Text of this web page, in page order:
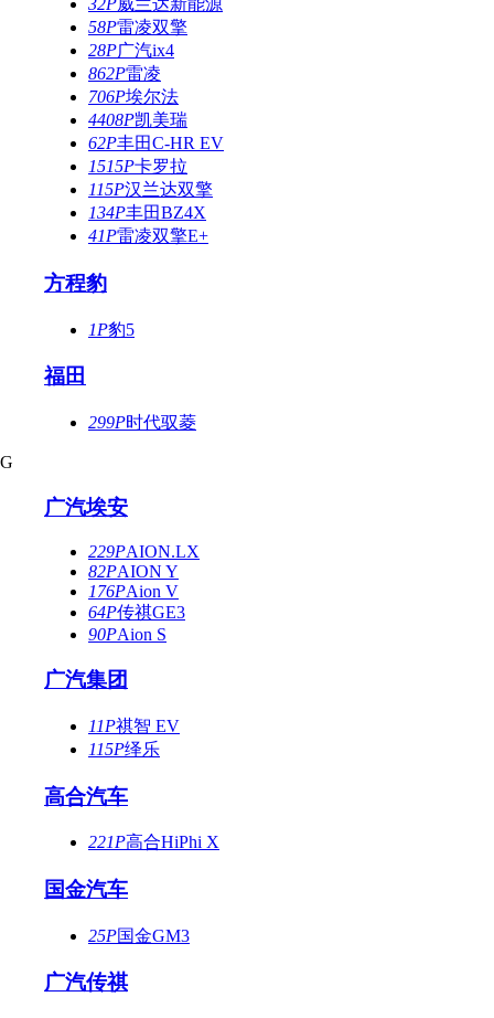
32P威兰达新能源
58P雷凌双擎
28P广汽ix4
862P雷凌
706P埃尔法
4408P凯美瑞
62P丰田C-HR EV
1515P卡罗拉
115P汉兰达双擎
134P丰田BZ4X
41P雷凌双擎E+
方程豹
1P豹5
福田
299P时代驭菱
G
广汽埃安
229PAION.LX
82PAION Y
176PAion V
64P传祺GE3
90PAion S
广汽集团
11P祺智 EV
115P绎乐
高合汽车
221P高合HiPhi X
国金汽车
25P国金GM3
广汽传祺